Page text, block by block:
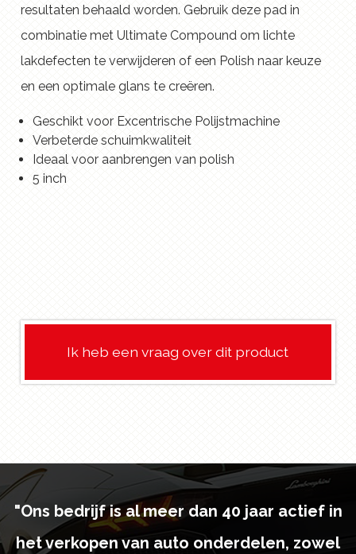
resultaten behaald worden. Gebruik deze pad in
combinatie met Ultimate Compound om lichte
lakdefecten te verwijderen of een Polish naar keuze
en een optimale glans te creëren.
Geschikt voor Excentrische Polijstmachine
Verbeterde schuimkwaliteit
Ideaal voor aanbrengen van polish
5 inch
Ik heb een vraag over dit product
"Ons bedrijf is al meer dan 40 jaar actief in
het verkopen van auto onderdelen, zowel